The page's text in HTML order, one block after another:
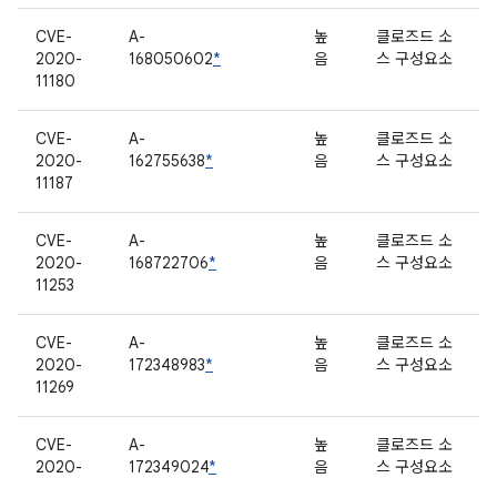
CVE-
2020-
11180
A-
168050602*
높
음
클로즈드 소
스 구성요소
CVE-
2020-
11187
A-
162755638*
높
음
클로즈드 소
스 구성요소
CVE-
2020-
11253
A-
168722706*
높
음
클로즈드 소
스 구성요소
CVE-
2020-
11269
A-
172348983*
높
음
클로즈드 소
스 구성요소
CVE-
2020-
A-
172349024*
높
음
클로즈드 소
스 구성요소